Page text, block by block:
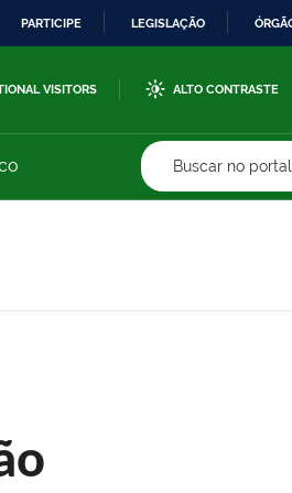
PARTICIPE LEGISLAÇÃO
VISITORS ALTO CONTRASTE
Buscar no portal